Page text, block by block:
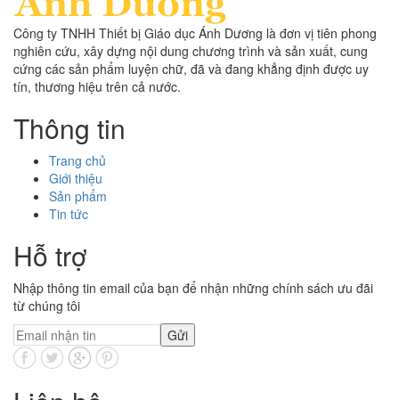
Công ty TNHH Thiết bị Giáo dục Ánh Dương là đơn vị tiên phong
nghiên cứu, xây dựng nội dung chương trình và sản xuất, cung
cứng các sản phẩm luyện chữ, đã và đang khẳng định được uy
tín, thương hiệu trên cả nước.
Thông tin
Trang chủ
Giới thiệu
Sản phẩm
Tin tức
Hỗ trợ
Nhập thông tin email của bạn để nhận những chính sách ưu đãi
từ chúng tôi
Gửi